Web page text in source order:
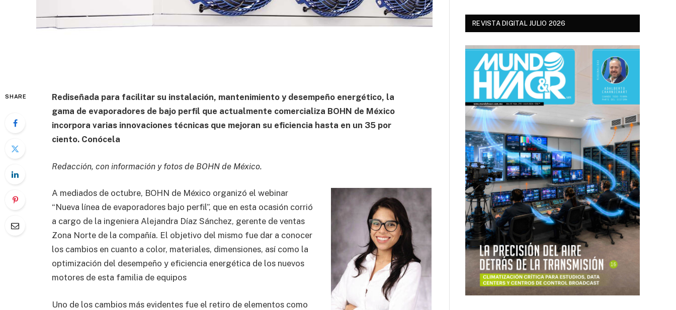
SHARE
Rediseñada para facilitar su instalación, mantenimiento y desempeño energético, la
gama de evaporadores de bajo perfil que actualmente comercializa BOHN de México
incorpora varias innovaciones técnicas que mejoran su eficiencia hasta en un 35 por
ciento. Conócela
Redacción, con información y fotos de BOHN de México.
A mediados de octubre, BOHN de México organizó el webinar
“Nueva línea de evaporadores bajo perfil”, que en esta ocasión corrió
a cargo de la ingeniera Alejandra Díaz Sánchez, gerente de ventas
Zona Norte de la compañía. El objetivo del mismo fue dar a conocer
los cambios en cuanto a color, materiales, dimensiones, así como la
optimización del desempeño y eficiencia energética de los nuevos
motores de esta familia de equipos
Uno de los cambios más evidentes fue el retiro de elementos como
REVISTA DIGITAL JULIO 2026